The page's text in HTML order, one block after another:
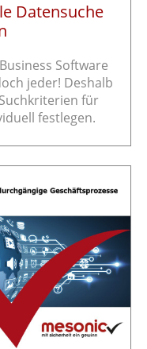
Datensuche
Software
jeder! Deshalb
für
festlegen.